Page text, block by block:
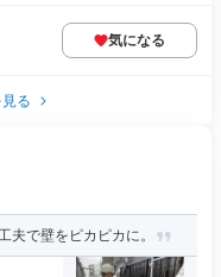
気になる
る
夫で壁をピカピカに。